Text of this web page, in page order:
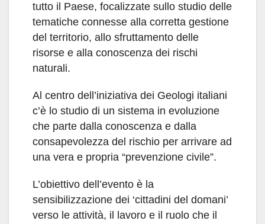
tutto il Paese, focalizzate sullo studio delle
tematiche connesse alla corretta gestione
del territorio, allo sfruttamento delle
risorse e alla conoscenza dei rischi
naturali.
Al centro dell’iniziativa dei Geologi italiani
c’è lo studio di un sistema in evoluzione
che parte dalla conoscenza e dalla
consapevolezza del rischio per arrivare ad
una vera e propria “prevenzione civile”.
L’obiettivo dell’evento è la
sensibilizzazione dei ‘cittadini del domani’
verso le attività, il lavoro e il ruolo che il